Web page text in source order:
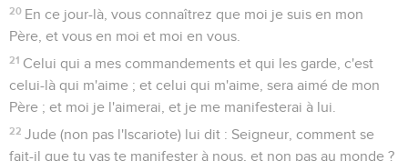
20 En ce jour-là, vous connaîtrez que moi je suis en mon
Père, et vous en moi et moi en vous.
21 Celui qui a mes commandements et qui les garde, c'est
celui-là qui m'aime ; et celui qui m'aime, sera aimé de mon
Père ; et moi je l'aimerai, et je me manifesterai à lui.
22 Jude (non pas l'Iscariote) lui dit : Seigneur, comment se
fait-il que tu vas te manifester à nous, et non pas au monde ?